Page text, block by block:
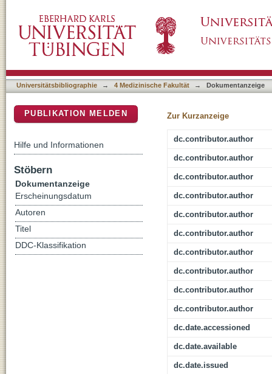
capacity and response to bacterial
Universitätsbibliographie → 4 Medizinische Fakultät → Dokumentanzeige
Zur Kurzanzeige
dc.contributor.author
dc.contributor.author
dc.contributor.author
dc.contributor.author
dc.contributor.author
dc.contributor.author
dc.contributor.author
dc.contributor.author
dc.contributor.author
dc.contributor.author
dc.date.accessioned
dc.date.available
dc.date.issued
PUBLIKATION MELDEN
Hilfe und Informationen
Stöbern
Dokumentanzeige
Erscheinungsdatum
Autoren
Titel
DDC-Klassifikation